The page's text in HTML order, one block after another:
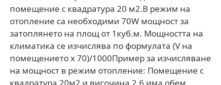
помещение с квадратура 20 м2.В режим на
отопление са необходими 70W мощност за
затоплянето на площ от 1куб.м. Мощността на
климатика се изчислява по формулата (V на
помещението х 70)/1000Пример за изчисляване
на мощност в режим отопление: Помещение с
квадратура 20м2 и височина 2,6 има обем